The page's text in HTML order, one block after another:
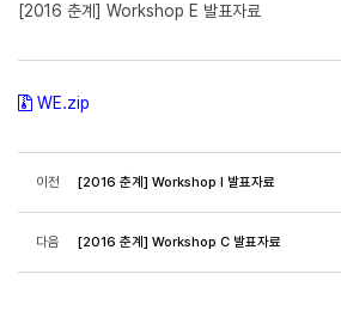
[2016 춘계] Workshop E 발표자료
WE.zip
이전 [2016 춘계] Workshop I 발표자료
다음 [2016 춘계] Workshop C 발표자료